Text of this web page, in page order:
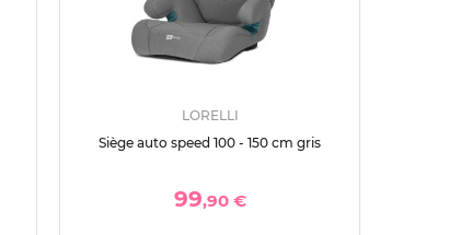
LORELLI
Siège auto speed 100 - 150 cm gris
99,90 €